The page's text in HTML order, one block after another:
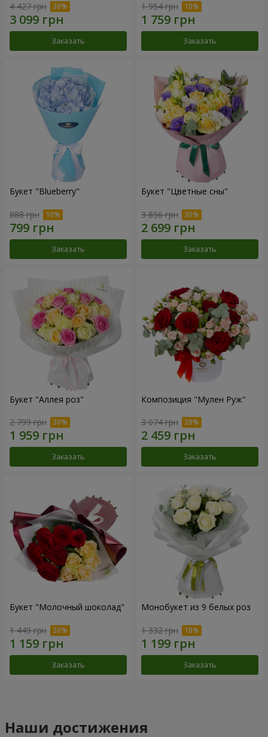
4 427 грн
Заказать
1 954 грн
Заказать
Букет "Blueberry"
888 грн
Заказать
Букет "Цветные сны"
3 856 грн
Заказать
Букет "Аллея роз"
2 799 грн
Заказать
Композиция "Мулен Руж"
3 074 грн
Заказать
Букет "Молочный шоколад"
1 449 грн
Заказать
Монобукет из 9 белых роз
1 332 грн
Заказать
Наши достижения